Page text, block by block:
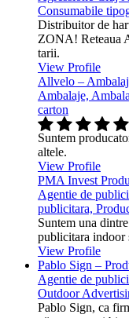
Consumabile
Distribuitor de
ZONA! Reteaua
tarii.
View Profile
Allvelo –
Ambalaje,
carton
Suntem
altele.
View Profile
PMA Invest
Agentie de
publicitara,
Suntem una
publicitara indoor
View Profile
Pablo Sign –
Agentie de
Outdoor
Pablo Sign, ca